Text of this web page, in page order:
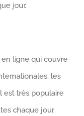
jour.
ligne qui couvre
les
est très populaire
chaque jour.